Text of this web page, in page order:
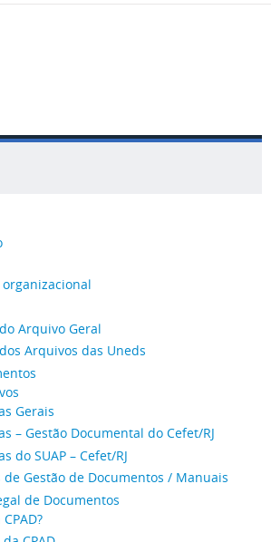
Arquivo Geral
Arquivos das Uneds
Gerais
– Gestão Documental do Cefet/RJ
do SUAP – Cefet/RJ
Gestão de Documentos / Manuais
de Documentos